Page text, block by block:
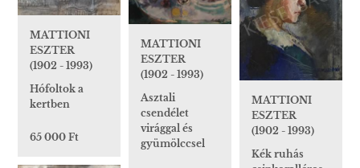
MATTIONI
ESZTER
(1902 - 1993)
Hófoltok a
kertben
65 000 Ft
MATTIONI
ESZTER
(1902 - 1993)
Asztali
csendélet
virággal és
gyümölccsel
MATTIONI
ESZTER
(1902 - 1993)
Kék ruhás